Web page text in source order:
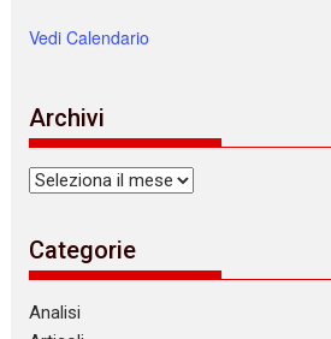
Vedi Calendario
Archivi
Archivi
Categorie
Analisi